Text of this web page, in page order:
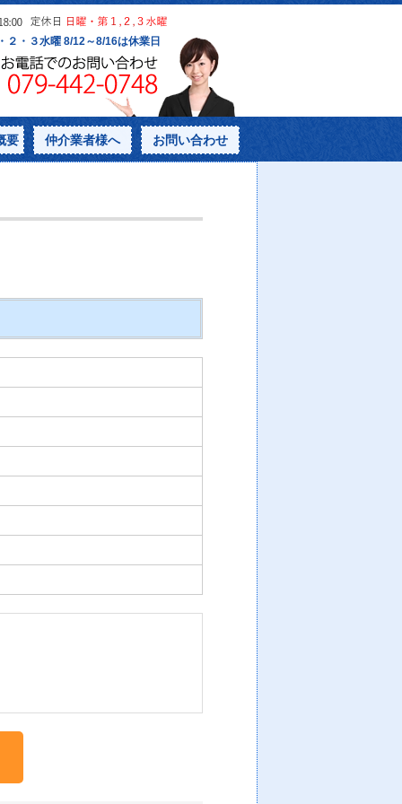
要 仲介業者様へ お問い合わせ